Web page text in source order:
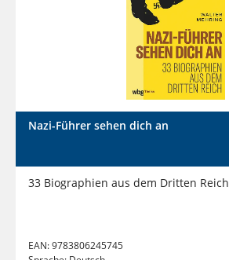
Nazi-Führer sehen dich an
33 Biographien aus dem Dritten Reich
EAN:9783806245745